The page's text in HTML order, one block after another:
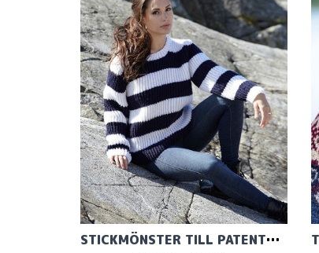
STICKMÖNSTER TILL PATENTSTICKAD TRÖJA I ULRIKA